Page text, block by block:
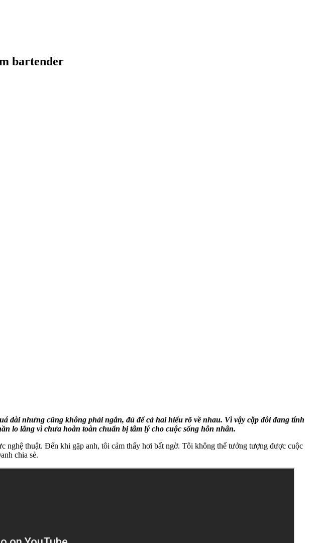
bartender
dài nhưng cũng không phải ngắn, đủ để cả hai hiểu rõ về nhau. Vì vậy cặp đôi đang tính
lo lắng vì chưa hoàn toàn chuẩn bị tâm lý cho cuộc sống hôn nhân.
thuật. Đến khi gặp anh, tôi cảm thấy hơi bất ngờ. Tôi không thể tưởng tượng được cuộc
chia sẻ.